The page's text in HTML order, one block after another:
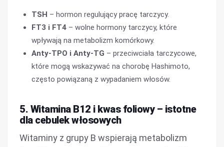
TSH – hormon regulujący pracę tarczycy.
FT3 i FT4 – wolne hormony tarczycy, które
wpływają na metabolizm komórkowy.
Anty-TPO i Anty-TG – przeciwciała tarczycowe,
które mogą wskazywać na chorobę Hashimoto,
często powiązaną z wypadaniem włosów.
5. Witamina B12 i kwas foliowy – istotne
dla cebulek włosowych
Witaminy z grupy B wspierają metabolizm